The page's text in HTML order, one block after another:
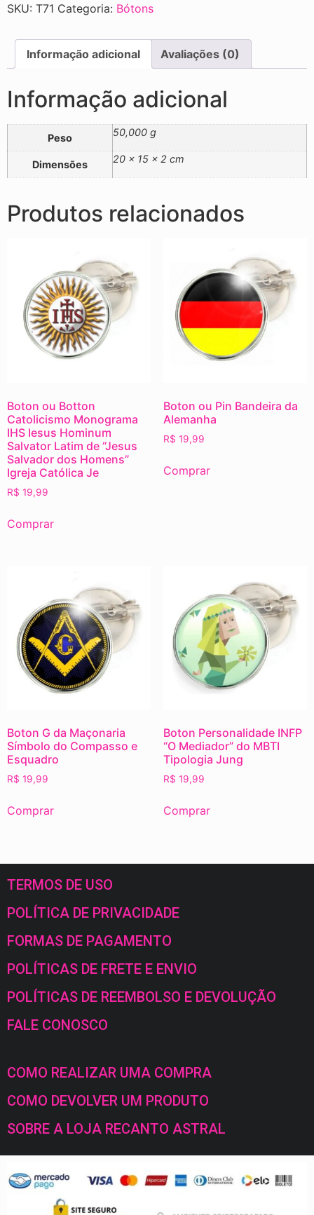
SKU: T71 Categoria: Bótons
Informação adicional Avaliações (0)
Informação adicional
Peso 50,000 g
Dimensões 20 × 15 × 2 cm
Produtos relacionados
Boton ou Botton
Catolicismo Monograma
IHS Iesus Hominum
Salvator Latim de “Jesus
Salvador dos Homens”
Igreja Católica Je
R$ 19,99
Comprar
Boton ou Pin Bandeira da
Alemanha
R$ 19,99
Comprar
Boton G da Maçonaria
Símbolo do Compasso e
Esquadro
R$ 19,99
Comprar
Boton Personalidade INFP
“O Mediador” do MBTI
Tipologia Jung
R$ 19,99
Comprar
TERMOS DE USO
POLÍTICA DE PRIVACIDADE
FORMAS DE PAGAMENTO
POLÍTICAS DE FRETE E ENVIO
POLÍTICAS DE REEMBOLSO E DEVOLUÇÃO
FALE CONOSCO
COMO REALIZAR UMA COMPRA
COMO DEVOLVER UM PRODUTO
SOBRE A LOJA RECANTO ASTRAL